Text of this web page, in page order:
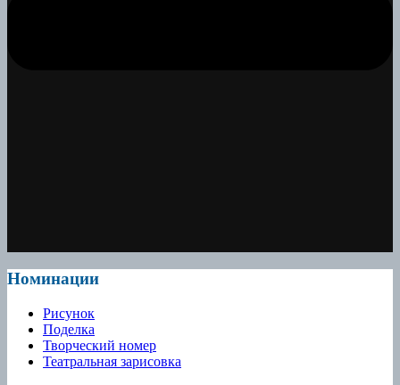
Номинации
Рисунок
Поделка
Творческий номер
Театральная зарисовка